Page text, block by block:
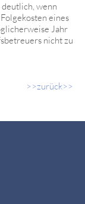
wenn
eines
Jahr
nicht zu
>>zurück>>